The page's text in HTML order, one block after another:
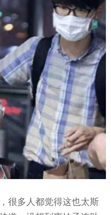
很多人都觉得这也太斯